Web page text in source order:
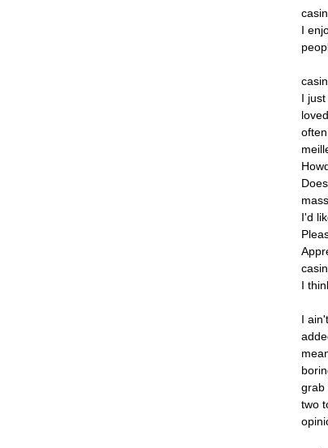
I
I just
loved
often
Does
I'd
I
I ain't
grab
two